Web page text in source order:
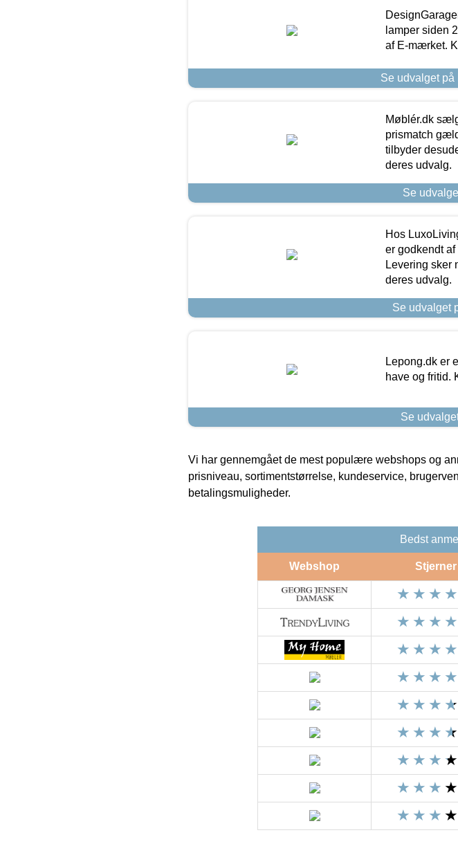
lamper siden
af E-mærket.
Se udvalget
Møblér.dk
prismatch
tilbyder
deres udvalg.
Se
Hos
er godkendt
Levering sker
deres udvalg.
Se udvalget
Lepong.dk er
have og fritid.
Se
Vi har gennemgået de mest populære webshops og
prisniveau, sortimentstørrelse, kundeservice,
betalingsmuligheder.
Bedst
Webshop Stjerner